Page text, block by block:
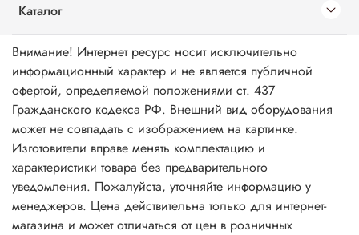
Каталог
Внимание! Интернет ресурс носит исключительно
информационный характер и не является публичной
офертой, определяемой положениями ст. 437
Гражданского кодекса РФ. Внешний вид оборудования
может не совпадать с изображением на картинке.
Изготовители вправе менять комплектацию и
характеристики товара без предварительного
уведомления. Пожалуйста, уточняйте информацию у
менеджеров. Цена действительна только для интернет-
магазина и может отличаться от цен в розничных